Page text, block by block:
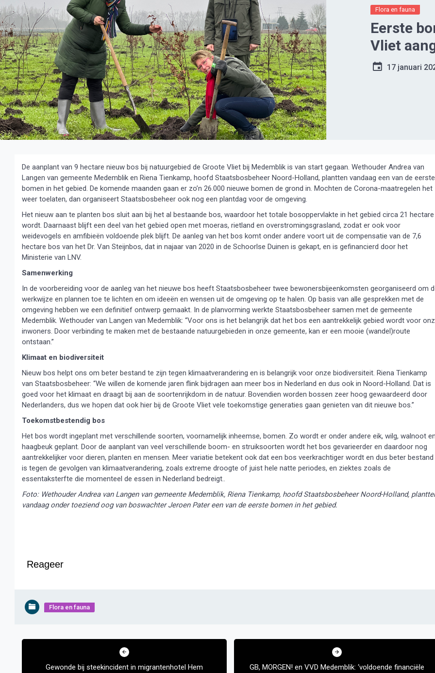
Flora en fauna
Eerste
Vliet
17 januari
De aanplant van 9 hectare nieuw bos bij natuurgebied de Groote Vliet bij Medemblik is van start gegaan. Wethouder Andrea van
Langen van gemeente Medemblik en Riena Tienkamp, hoofd Staatsbosbeheer Noord-Holland, plantten vandaag een van de eerste
bomen in het gebied. De komende maanden gaan er zo’n 26.000 nieuwe bomen de grond in. Mochten de Corona-maatregelen het
weer toelaten, dan organiseert Staatsbosbeheer ook nog een plantdag voor de omgeving.
Het nieuw aan te planten bos sluit aan bij het al bestaande bos, waardoor het totale bosoppervlakte in het gebied circa 21 hectare
wordt. Daarnaast blijft een deel van het gebied open met moeras, rietland en overstromingsgrasland, zodat er ook voor
weidevogels en amfibieën voldoende plek blijft. De aanleg van het bos komt onder andere voort uit de compensatie van de 7,6
hectare bos van het Dr. Van Steijnbos, dat in najaar van 2020 in de Schoorlse Duinen is gekapt, en is gefinancierd door het
Ministerie van LNV.
Samenwerking
In de voorbereiding voor de aanleg van het nieuwe bos heeft Staatsbosbeheer twee bewonersbijeenkomsten georganiseerd om
werkwijze en plannen toe te lichten en om ideeën en wensen uit de omgeving op te halen. Op basis van alle gesprekken met de
omgeving hebben we een definitief ontwerp gemaakt. In de planvorming werkte Staatsbosbeheer samen met de gemeente
Medemblik. Wethouder van Langen van Medemblik: “Voor ons is het belangrijk dat het bos een aantrekkelijk gebied wordt voor
inwoners. Door verbinding te maken met de bestaande natuurgebieden in onze gemeente, kan er een mooie (wandel)route
ontstaan.”
Klimaat en biodiversiteit
Nieuw bos helpt ons om beter bestand te zijn tegen klimaatverandering en is belangrijk voor onze biodiversiteit. Riena Tienkamp
van Staatsbosbeheer: “We willen de komende jaren flink bijdragen aan meer bos in Nederland en dus ook in Noord-Holland. Dat is
goed voor het klimaat en draagt bij aan de soortenrijkdom in de natuur. Bovendien worden bossen zeer hoog gewaardeerd door
Nederlanders, dus we hopen dat ook hier bij de Groote Vliet vele toekomstige generaties gaan genieten van dit nieuwe bos.”
Toekomstbestendig bos
Het bos wordt ingeplant met verschillende soorten, voornamelijk inheemse, bomen. Zo wordt er onder andere eik, wilg, walnoot
haagbeuk geplant. Door de aanplant van veel verschillende boom- en struiksoorten wordt het bos gevarieerder en daardoor nog
aantrekkelijker voor dieren, planten en mensen. Meer variatie betekent ook dat een bos veerkrachtiger wordt en dus beter bestand
is tegen de gevolgen van klimaatverandering, zoals extreme droogte of juist hele natte periodes, en ziektes zoals de
essentaksterfte die momenteel de essen in Nederland bedreigt..
Foto: Wethouder Andrea van Langen van gemeente Medemblik, Riena Tienkamp, hoofd Staatsbosbeheer Noord-Holland,
vandaag onder toeziend oog van boswachter Jeroen Pater een van de eerste bomen in het gebied.
Reageer
Flora en fauna
Bericht
Gewonde bij steekincident in migrantenhotel Hem
GB, MORGEN! en VVD Medemblik: ‘voldoende financiële